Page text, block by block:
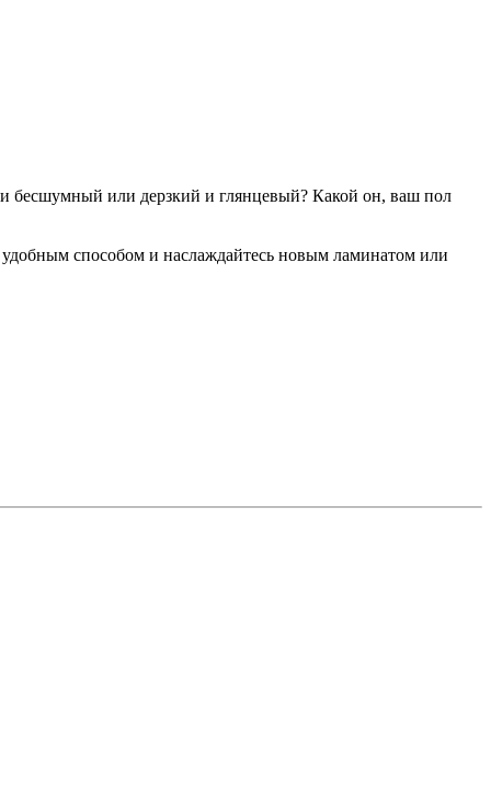
бесшумный или дерзкий и глянцевый? Какой он, ваш пол
способом и наслаждайтесь новым ламинатом или